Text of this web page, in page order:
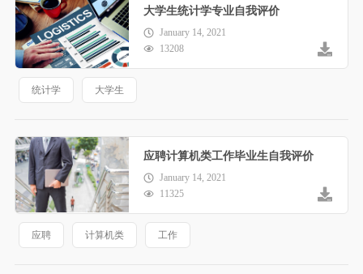
大学生统计学专业自我评价
January 14, 2021
13208
统计学 大学生
应聘计算机类工作毕业生自我评价
January 14, 2021
11325
应聘 计算机类 工作